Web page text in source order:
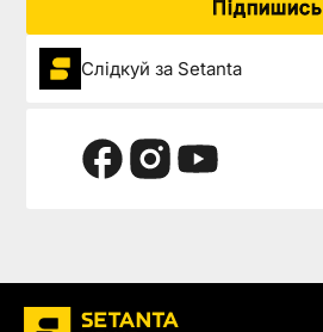
Підпишись
Слідкуй за Setanta